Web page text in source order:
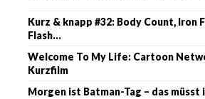
Kurz & knapp #32: Body Count, Iron
Flash…
Welcome To My Life: Cartoon
Kurzfilm
Morgen ist Batman-Tag – das müsst